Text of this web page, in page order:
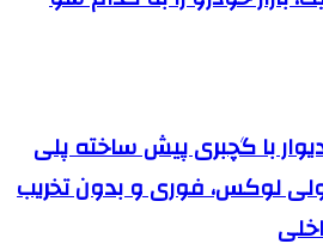
با گچبری پیش ساخته پلی
لوکس، فوری و بدون تخریب